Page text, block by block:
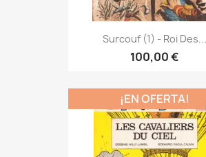
Surcouf (1) - Roi Des...
100,00 €
¡EN OFERTA!